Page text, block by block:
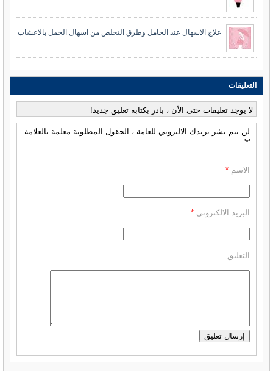
علاج الاسهال عند الحامل وطرق التخلص من اسهال الحمل بالاعشاب
التعليقات
لا يوجد تعليقات حتى الأن ، بادر بكتابة تعليق جديد!
لن يتم نشر بريدك الالتروني للعامة ، الحقول المطلوبة معلمة بالعلامة
'*'
الاسم *
البريد الالكتروني *
التعليق